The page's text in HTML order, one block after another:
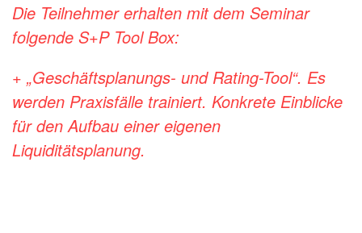
Die Teilnehmer erhalten mit dem Seminar
folgende S+P Tool Box:
+ „Geschäftsplanungs- und Rating-Tool“. Es
werden Praxisfälle trainiert. Konkrete Einblicke
für den Aufbau einer eigenen
Liquiditätsplanung.